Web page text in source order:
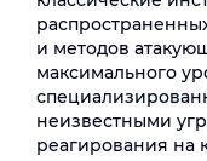
и методов
максимального
неизвестными
реагирования на